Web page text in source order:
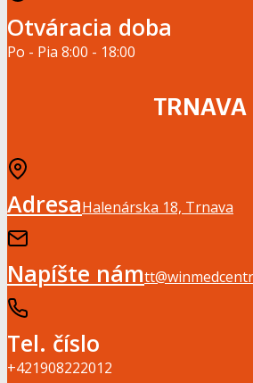
Otváracia doba
Po - Pia 8:00 - 18:00
TRNAVA
AdresaHalenárska 18, Trnava
Napíšte nám
Tel. číslo
+421908222012